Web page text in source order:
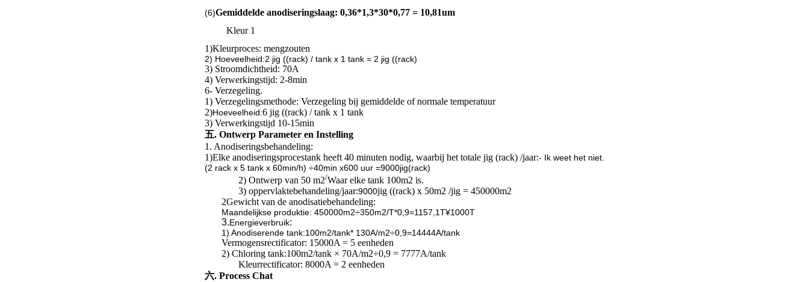
(6)Gemiddelde anodiseringslaag: 0,36*1,3*30*0,77 = 10,81um
Kleur 1
1)Kleurproces: mengzouten
2) Hoeveelheid:2 jig ((rack) / tank x 1 tank = 2 jig ((rack)
3) Stroomdichtheid: 70A
4) Verwerkingstijd: 2-8min
6- Verzegeling.
1) Verzegelingsmethode: Verzegeling bij gemiddelde of normale temperatuur
2)Hoeveelheid:6 jig ((rack) / tank x 1 tank
3) Verwerkingstijd 10-15min
五. Ontwerp Parameter en Instelling
1. Anodiseringsbehandeling:
1)Elke anodiseringsprocestank heeft 40 minuten nodig, waarbij het totale jig (rack) /jaar:- Ik weet het niet.
(2 rack x 5 tank x 60min/h) ÷40min x600 uur =9000jig(rack)
2) Ontwerp van 50 m2/Waar elke tank 100m2 is.
3) oppervlaktebehandeling/jaar:9000jig ((rack) x 50m2 /jig = 450000m2
2Gewicht van de anodisatiebehandeling:
Maandelijkse produktie: 450000m2÷350m2/T*0,9=1157,1T¥1000T
3.Energieverbruik:
1) Anodiserende tank:100m2/tank* 130A/m2÷0,9=14444A/tank
Vermogensrectificator: 15000A = 5 eenheden
2) Chloring tank:100m2/tank × 70A/m2÷0,9 = 7777A/tank
Kleurrectificator: 8000A = 2 eenheden
六. Process Chat